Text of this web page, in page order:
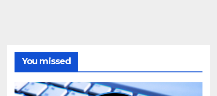
You missed